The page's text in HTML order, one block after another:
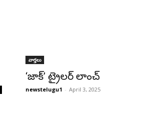
వార్తలు
‘జాక్’ ట్రైలర్ లాంచ్
newstelugu1 - April 3, 2025